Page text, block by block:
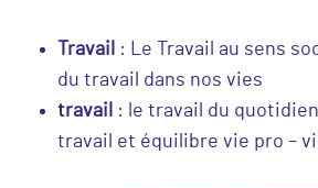
Travail
: Le Travail au sens
du travail dans nos vies
travail
: le travail du
travail et équilibre vie pro –